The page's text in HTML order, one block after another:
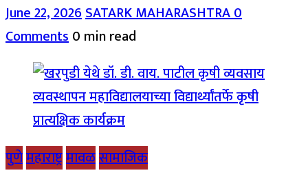
June 22, 2026SATARK MAHARASHTRA0
Comments0 min read
पुणेमहाराष्ट्रमावळसामाजिक